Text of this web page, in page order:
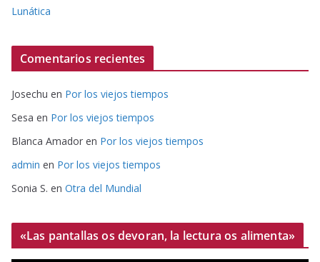
Lunática
Comentarios recientes
Josechu en Por los viejos tiempos
Sesa en Por los viejos tiempos
Blanca Amador en Por los viejos tiempos
admin en Por los viejos tiempos
Sonia S. en Otra del Mundial
«Las pantallas os devoran, la lectura os alimenta»